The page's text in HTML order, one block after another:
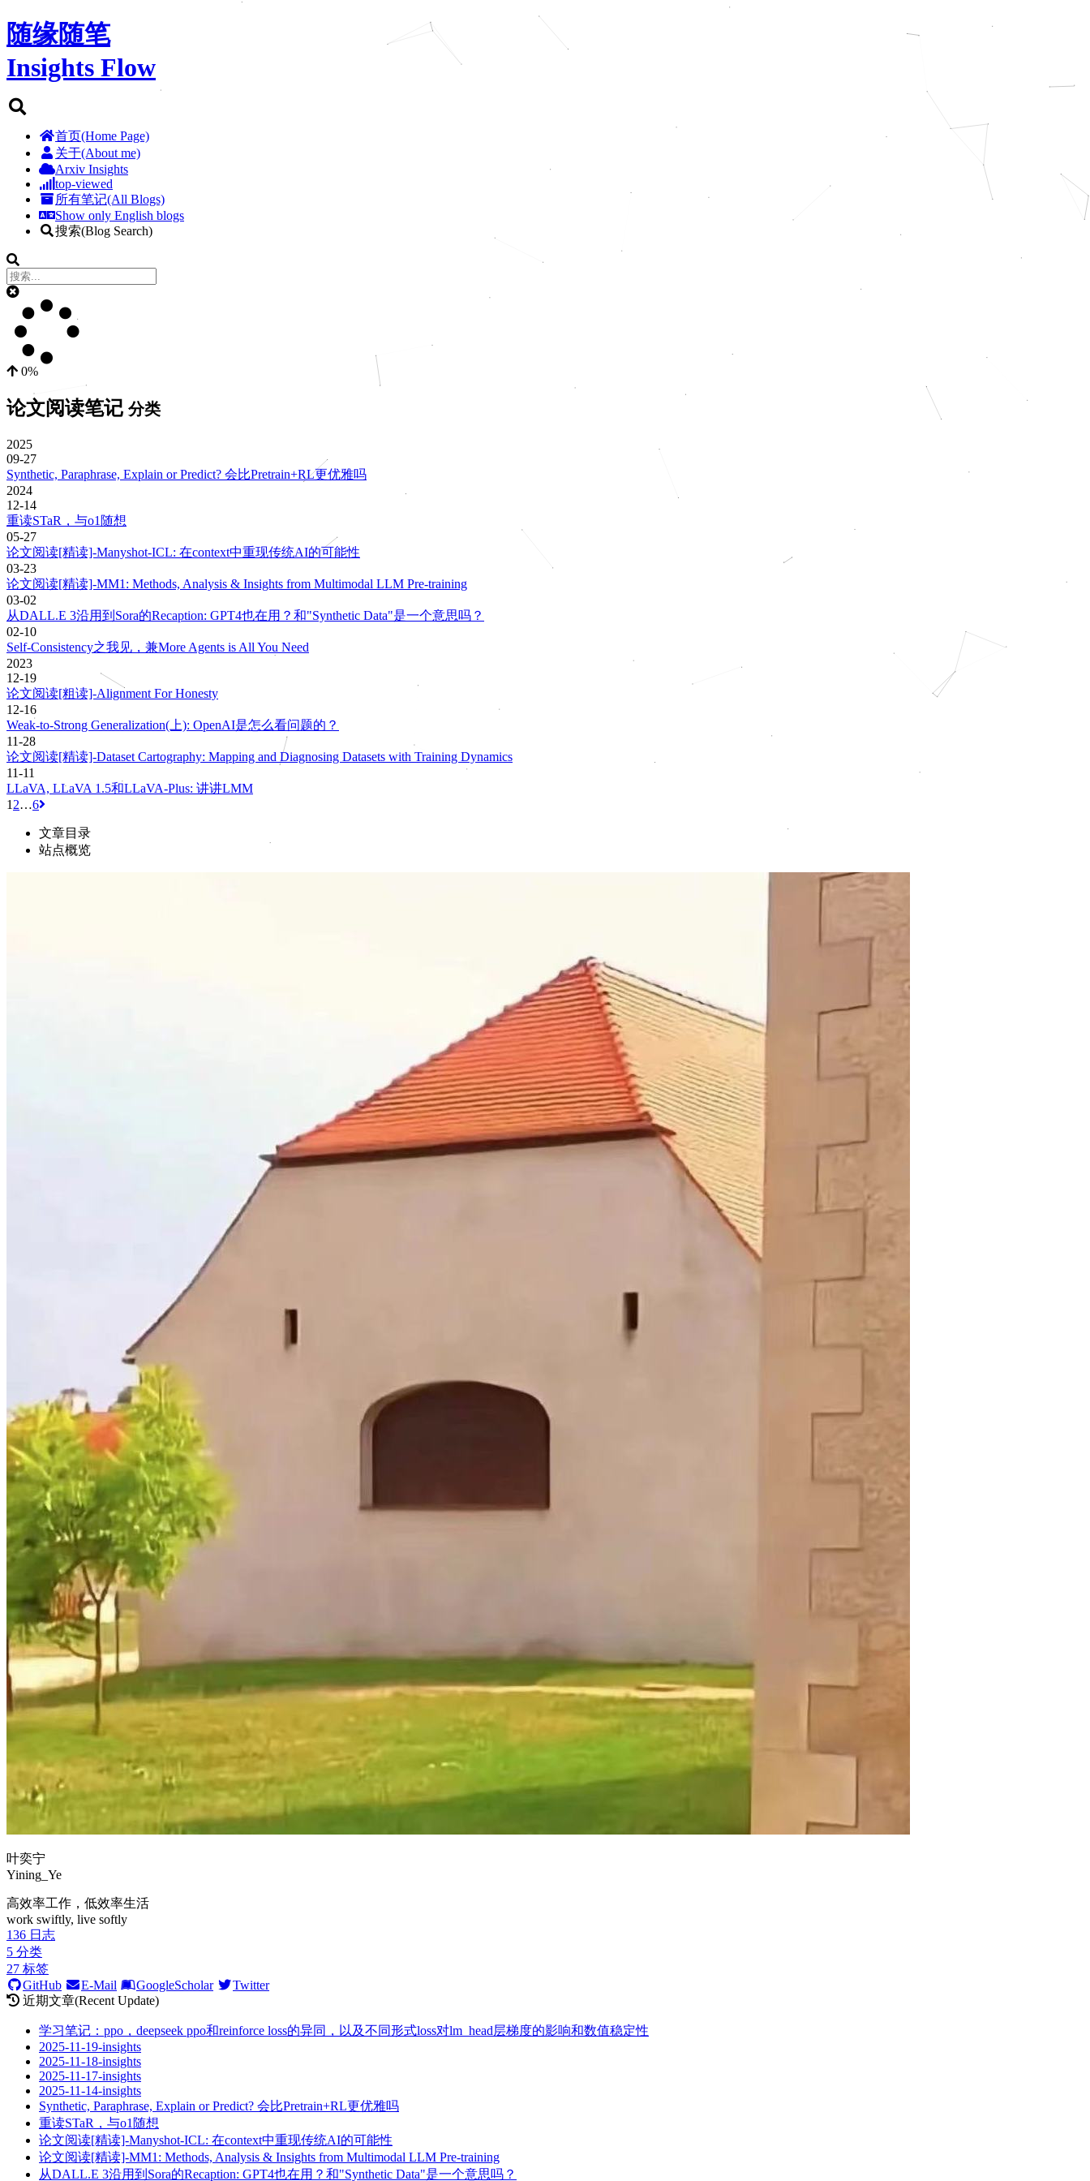
随缘随笔
Insights Flow
首页(Home Page)
关于(About me)
Arxiv Insights
top-viewed
所有笔记(All Blogs)
Show only English blogs
搜索(Blog Search)
0%
论文阅读笔记 分类
2025
09-27
Synthetic, Paraphrase, Explain or Predict? 会比Pretrain+RL更优雅吗
2024
12-14
重读STaR，与o1随想
05-27
论文阅读[精读]-Manyshot-ICL: 在context中重现传统AI的可能性
03-23
论文阅读[精读]-MM1: Methods, Analysis & Insights from Multimodal LLM Pre-training
03-02
从DALL.E 3沿用到Sora的Recaption: GPT4也在用？和"Synthetic Data"是一个意思吗？
02-10
Self-Consistency之我见，兼More Agents is All You Need
2023
12-19
论文阅读[粗读]-Alignment For Honesty
12-16
Weak-to-Strong Generalization(上): OpenAI是怎么看问题的？
11-28
论文阅读[精读]-Dataset Cartography: Mapping and Diagnosing Datasets with Training Dynamics
11-11
LLaVA, LLaVA 1.5和LLaVA-Plus: 讲讲LMM
1 2…6
文章目录
站点概览
叶奕宁
Yining_Ye
高效率工作，低效率生活
work swiftly, live softly
136 日志
5 分类
27 标签
GitHub
E-Mail GoogleScholar
Twitter
近期文章(Recent Update)
学习笔记：ppo，deepseek ppo和reinforce loss的异同，以及不同形式loss对lm_head层梯度的影响和数值稳定性
2025-11-19-insights
2025-11-18-insights
2025-11-17-insights
2025-11-14-insights
Synthetic, Paraphrase, Explain or Predict? 会比Pretrain+RL更优雅吗
重读STaR，与o1随想
论文阅读[精读]-Manyshot-ICL: 在context中重现传统AI的可能性
论文阅读[精读]-MM1: Methods, Analysis & Insights from Multimodal LLM Pre-training
从DALL.E 3沿用到Sora的Recaption: GPT4也在用？和"Synthetic Data"是一个意思吗？